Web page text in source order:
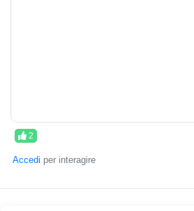
2
Accedi per interagire